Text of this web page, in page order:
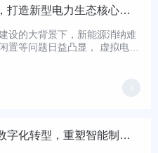
造新型电力生态核心引擎
设的大背景下，新能源消纳难
置等问题日益凸显， 虚拟电厂
字化转型，重塑智能制造新生